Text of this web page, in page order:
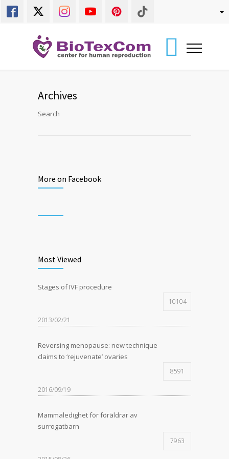
Archives
Search
More on Facebook
Most Viewed
Stages of IVF procedure
10104
2013/02/21
Reversing menopause: new technique
claims to ‘rejuvenate’ ovaries
8591
2016/09/19
Mammaledighet för föräldrar av
surrogatbarn
7963